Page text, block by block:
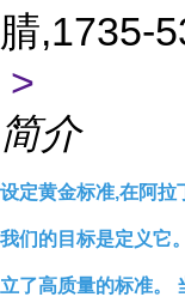
腈,1735-
>
简介
设定黄金标准,在阿拉
我们的目标是定义它
立了高质量的标准。